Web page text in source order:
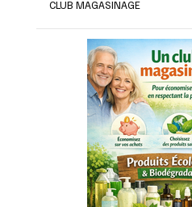
CLUB MAGASINAGE